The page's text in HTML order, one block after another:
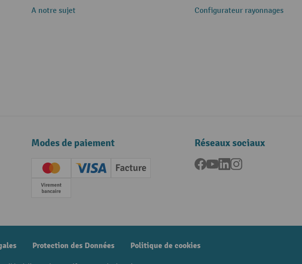
A notre sujet
Configurateur rayonnages
Modes de paiement
Creditcard (Master)Creditcard (Visa)
Facture
Paiement anticipé
Réseaux sociaux
Facebook
YouTubeLinkedInInstagram
Protection des Données Politique de cookies